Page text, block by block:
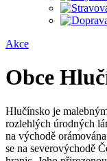
Akce
Obce
Hlučínsko je
rozlehlých úrodných
na východě
se na severovýchodě